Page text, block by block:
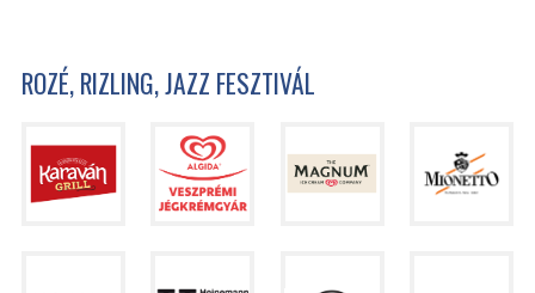
ROZÉ, RIZLING, JAZZ FESZTIVÁL